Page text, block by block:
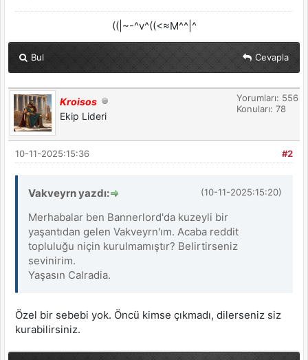
((|~-^v^((<≈M^^|^
Bul Cevapla
Kroisos
Ekip Lideri
Yorumları: 556
Konuları: 78
#2
10-11-2025:15:36
(10-11-2025:15:20)
Vakveyrn yazdı:
Merhabalar ben Bannerlord'da kuzeyli bir
yaşantıdan gelen Vakveyrn'ım. Acaba reddit
topluluğu niçin kurulmamıştır? Belirtirseniz
sevinirim.
Yaşasın Calradia.
Özel bir sebebi yok. Öncü kimse çıkmadı, dilerseniz siz
kurabilirsiniz.